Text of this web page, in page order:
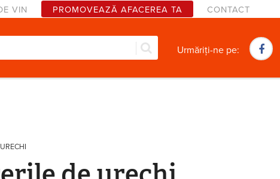
VIN PROMOVEAZĂ AFACEREA TA CONTACT
de căutare Urmăriți-ne pe: